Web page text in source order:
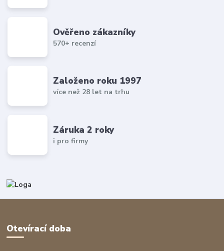
Ověřeno zákazníky
570+ recenzí
Založeno roku 1997
více než 28 let na trhu
Záruka 2 roky
i pro firmy
Otevírací doba